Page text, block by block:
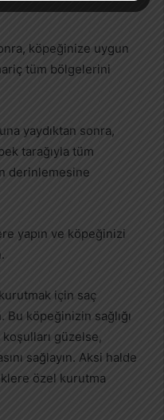
köpeğinize uygun
tüm bölgelerini
yaydıktan sonra,
tarağıyla tüm
derinlemesine
yapın ve köpeğinizi
için saç
Bu köpeğinizin sağlığı
koşulları güzelse,
sağlayın. Aksi halde
özel kurutma